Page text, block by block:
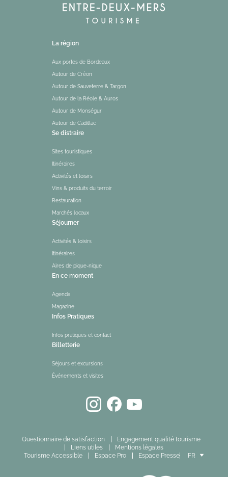
La région
Aux portes de Bordeaux
Autour de Créon
Autour de Sauveterre & Targon
Autour de la Réole & Auros
Autour de Monségur
Autour de Cadillac
Se distraire
Sites touristiques
Itinéraires
Activités et loisirs
Vins & produits du terroir
Restauration
Marchés locaux
Séjourner
Activités & loisirs
Itinéraires
Aires de pique-nique
En ce moment
Agenda
Magazine
Infos Pratiques
Infos pratiques et contact
Billetterie
Séjours et excursions
Événements et visites
Questionnaire de satisfaction
Engagement qualité tourisme
Liens utiles
Mentions légales
Tourisme Accessible
Espace Pro Espace Presse
FR